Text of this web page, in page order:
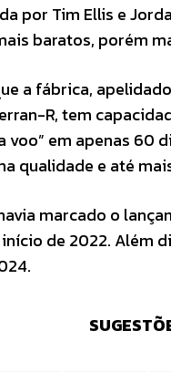
por Tim Ellis e
baratos, porém
a fábrica,
R, tem
voo” em apenas 60
qualidade e até
marcado o
de 2022. Além